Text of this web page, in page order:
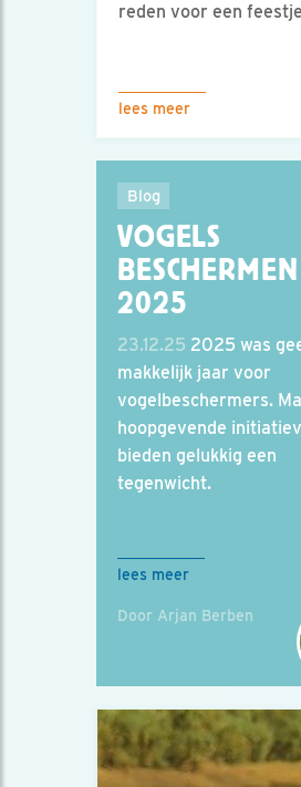
reden voor een
lees meer
Blog
VOGELS
2025
23.12.25 2025 was
makkelijk jaar voor
vogelbeschermers.
hoopgevende
bieden gelukkig een
tegenwicht.
lees meer
Door Arjan Berben